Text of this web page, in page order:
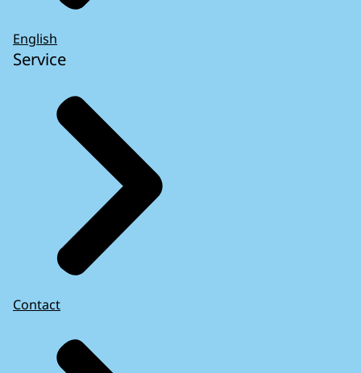
English
Service
Contact